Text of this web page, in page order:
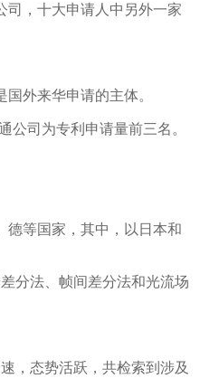
司，十大申请人中另外一家
外来华申请的主体。
公司为专利申请量前三名。
德等国家，其中，以日本和
分法、帧间差分法和光流场
，态势活跃，共检索到涉及